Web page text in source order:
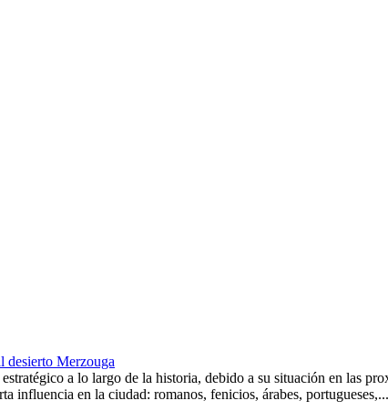
desierto Merzouga
a lo largo de la historia, debido a su situación en las
influencia en la ciudad: romanos, fenicios, árabes, portugueses,...